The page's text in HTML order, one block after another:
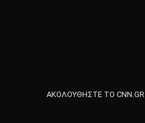
ΑΚΟΛΟΥΘΗΣΤΕ ΤΟ CNN.GR